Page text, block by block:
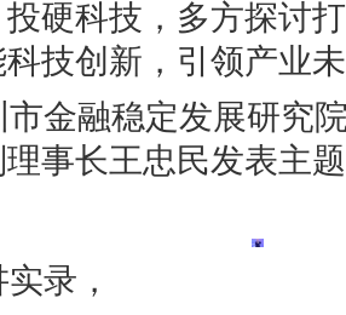
硬科技，多方探讨
技创新，引领产业
金融稳定发展研究
事长王忠民发表主
录，